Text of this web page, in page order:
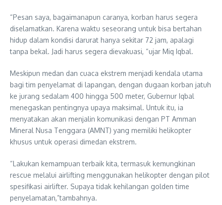
“Pesan saya, bagaimanapun caranya, korban harus segera
diselamatkan. Karena waktu seseorang untuk bisa bertahan
hidup dalam kondisi darurat hanya sekitar 72 jam, apalagi
tanpa bekal. Jadi harus segera dievakuasi, “ujar Miq Iqbal.
Meskipun medan dan cuaca ekstrem menjadi kendala utama
bagi tim penyelamat di lapangan, dengan dugaan korban jatuh
ke jurang sedalam 400 hingga 500 meter, Gubernur Iqbal
menegaskan pentingnya upaya maksimal. Untuk itu, ia
menyatakan akan menjalin komunikasi dengan PT Amman
Mineral Nusa Tenggara (AMNT) yang memiliki helikopter
khusus untuk operasi dimedan ekstrem.
“Lakukan kemampuan terbaik kita, termasuk kemungkinan
rescue melalui airlifting menggunakan helikopter dengan pilot
spesifikasi airlifter. Supaya tidak kehilangan golden time
penyelamatan,”tambahnya.